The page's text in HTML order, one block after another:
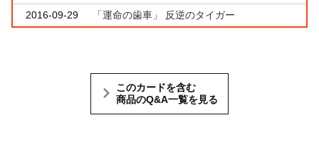
2016-09-29
「運命の歯車」 反逆のタイガー
このカードを含む
商品のQ&A一覧を見る